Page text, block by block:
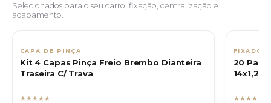
Selecionados para o seu carro: fixação, centralização e
acabamento.
CAPA DE PINÇA
Kit 4 Capas Pinça Freio Brembo Dianteira
Traseira C/ Trava
★★★★★
20
14x1,25
★★★★★